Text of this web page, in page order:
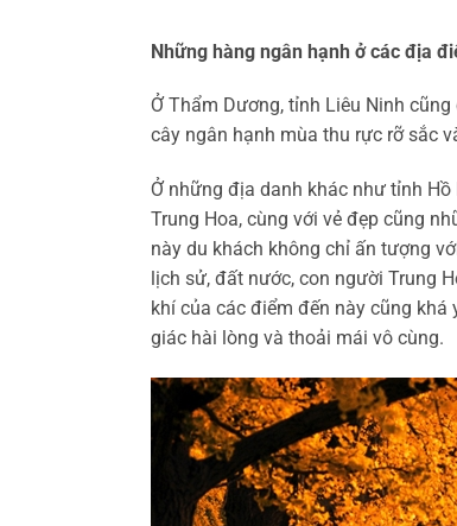
Những hàng ngân hạnh ở các địa
Ở Thẩm Dương, tỉnh Liêu Ninh
cây ngân hạnh mùa thu rực rỡ sắc
Ở những địa danh khác như tỉnh
Trung Hoa, cùng với vẻ đẹp cũng
này du khách không chỉ ấn tượng
lịch sử, đất nước, con người Trung
khí của các điểm đến này cũng
giác hài lòng và thoải mái vô cùng.